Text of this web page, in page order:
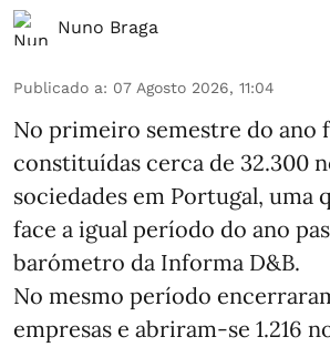
Nuno Braga
Publicado a: 07 Agosto 2026, 11:04
No primeiro semestre do ano
constituídas cerca de 32.300
sociedades em Portugal, uma
face a igual período do ano
barómetro da Informa D&B.
No mesmo período
empresas e abriram‑se 1.216